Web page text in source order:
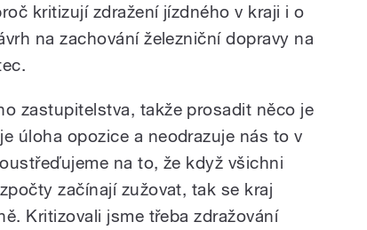
kritizují zdražení jízdného v kraji i o
na zachování železniční dopravy na
zastupitelstva, takže prosadit něco je
úloha opozice a neodrazuje nás to v
na to, že když všichni
začínají zužovat, tak se kraj
Kritizovali jsme třeba zdražování